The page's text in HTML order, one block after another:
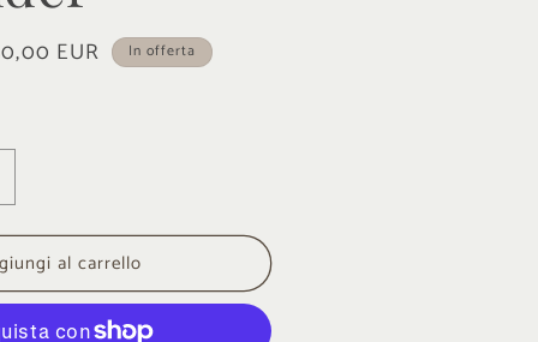
EUR
In offerta
al carrello